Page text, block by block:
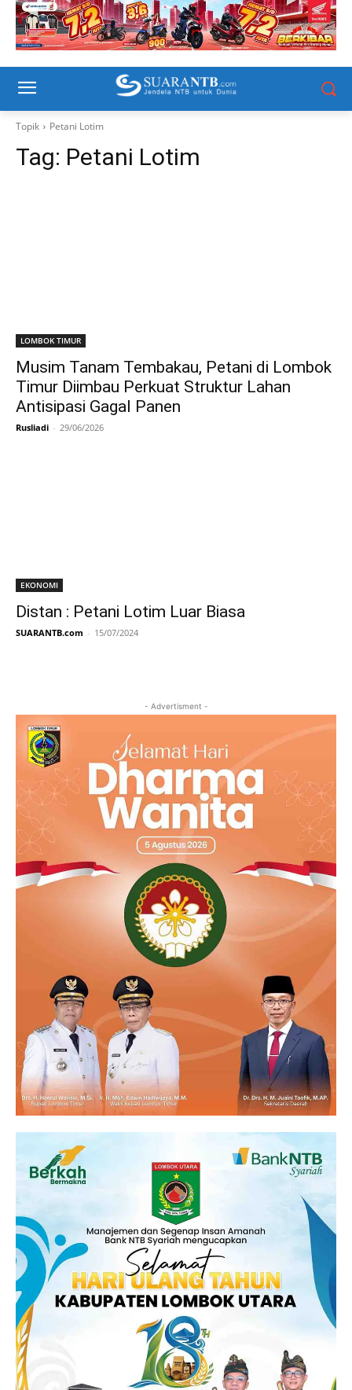
Topik Petani Lotim
Tag: Petani Lotim
LOMBOK TIMUR
Musim Tanam Tembakau, Petani di Lombok
Timur Diimbau Perkuat Struktur Lahan
Antisipasi Gagal Panen
Rusliadi - 29/06/2026
EKONOMI
Distan : Petani Lotim Luar Biasa
SUARANTB.com - 15/07/2024
- Advertisment -